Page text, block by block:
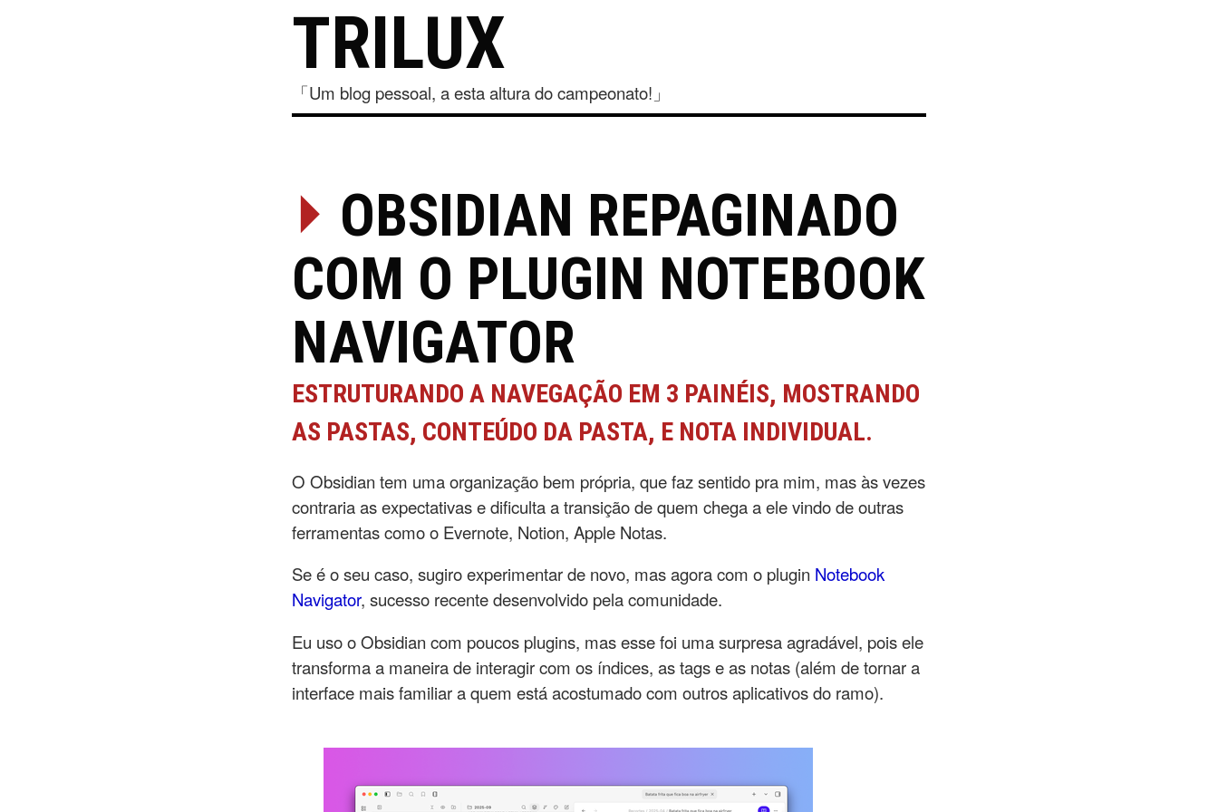
TRILUX
「Um blog pessoal, a esta altura do campeonato!」
⏵ OBSIDIAN REPAGINADO
COM O PLUGIN NOTEBOOK
NAVIGATOR
ESTRUTURANDO A NAVEGAÇÃO EM 3 PAINÉIS, MOSTRANDO
AS PASTAS, CONTEÚDO DA PASTA, E NOTA INDIVIDUAL.
O Obsidian tem uma organização bem própria, que faz sentido pra mim, mas às vezes
contraria as expectativas e dificulta a transição de quem chega a ele vindo de outras
ferramentas como o Evernote, Notion, Apple Notas.
Se é o seu caso, sugiro experimentar de novo, mas agora com o plugin Notebook
Navigator, sucesso recente desenvolvido pela comunidade.
Eu uso o Obsidian com poucos plugins, mas esse foi uma surpresa agradável, pois ele
transforma a maneira de interagir com os índices, as tags e as notas (além de tornar a
interface mais familiar a quem está acostumado com outros aplicativos do ramo).